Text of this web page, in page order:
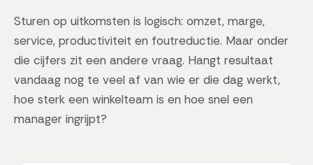
Sturen op uitkomsten is logisch: omzet, marge,
service, productiviteit en foutreductie. Maar onder
die cijfers zit een andere vraag. Hangt resultaat
vandaag nog te veel af van wie er die dag werkt,
hoe sterk een winkelteam is en hoe snel een
manager ingrijpt?